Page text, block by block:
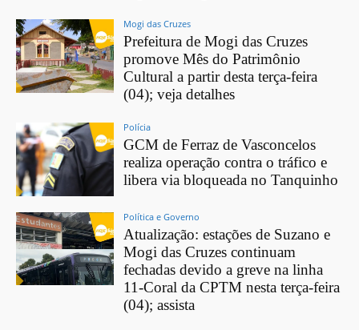
Mogi das Cruzes
Prefeitura de Mogi das Cruzes
promove Mês do Patrimônio
Cultural a partir desta terça-feira
(04); veja detalhes
Polícia
GCM de Ferraz de Vasconcelos
realiza operação contra o tráfico e
libera via bloqueada no Tanquinho
Política e Governo
Atualização: estações de Suzano e
Mogi das Cruzes continuam
fechadas devido a greve na linha
11-Coral da CPTM nesta terça-feira
(04); assista